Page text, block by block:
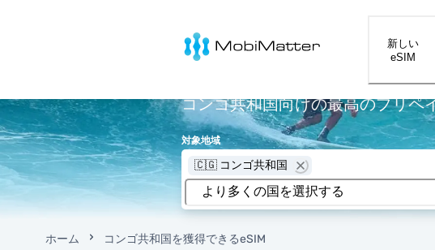
MobiMatter
新しい
eSIM
コンゴ共和国向けの最高のプリペ
対象地域
🇨🇬 コンゴ共和国
ホーム コンゴ共和国を獲得できるeSIM